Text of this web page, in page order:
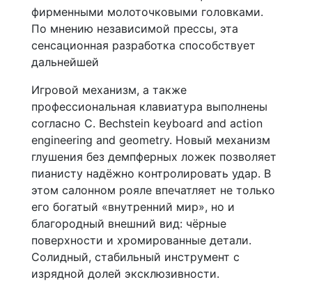
фирменными молоточковыми головками.
По мнению независимой прессы, эта
сенсационная разработка способствует
дальнейшей
Игровой механизм, а также
профессиональная клавиатура выполнены
согласно C. Bechstein keyboard and action
engineering and geometry. Новый механизм
глушения без демпферных ложек позволяет
пианисту надёжно контролировать удар. В
этом салонном рояле впечатляет не только
его богатый «внутренний мир», но и
благородный внешний вид: чёрные
поверхности и хромированные детали.
Солидный, стабильный инструмент с
изрядной долей эксклюзивности.